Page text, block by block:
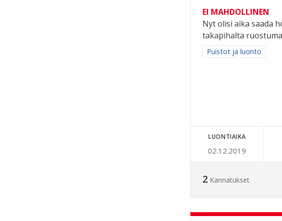
EI MAHDOLLINEN
Nyt olisi aika saada
takapihalta
Rajaa tulokset
Puistot ja luonto
LUONTIAIKA
02.12.2019
2 Kannatukset